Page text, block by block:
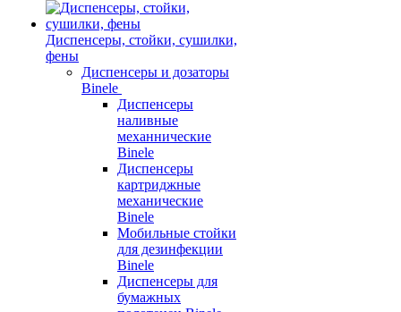
Диспенсеры, стойки, сушилки,
фены
Диспенсеры и дозаторы
Binele
Диспенсеры
наливные
механнические
Binele
Диспенсеры
картриджные
механические
Binele
Мобильные стойки
для дезинфекции
Binele
Диспенсеры для
бумажных